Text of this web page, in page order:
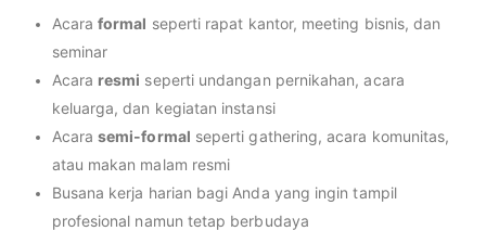
Acaraformal seperti rapat kantor, meeting bisnis, dan
seminar
Acara resmi seperti undangan pernikahan, acara
keluarga, dan kegiatan instansi
Acarasemi-formal seperti gathering, acara komunitas,
atau makan malam resmi
Busana kerja harian bagi Anda yang ingin tampil
profesional namun tetap berbudaya